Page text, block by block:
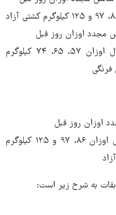
ساعت ۱۸:۳۰ مسابقات نیمه نهایی اوزان ۸۶، ۹۷ و ۱۲۵ کیلوگرم کشتی آزاد
ساعت ۱۹:۳۰: مسابقات رده بندی و فینال اوزان ۵۷، ۶۵، ۷۴ کیلوگرم
ساعت ۱۳:۳۰: مسابقات رده بندی و فینال اوزان ۸۶، ۹۷ و ۱۲۵ کیلوگرم
به شرح زیر است: